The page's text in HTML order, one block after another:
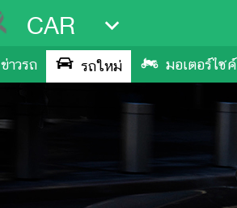
CAR
ข่าวรถ รถใหม่ มอเตอร์ไซค์